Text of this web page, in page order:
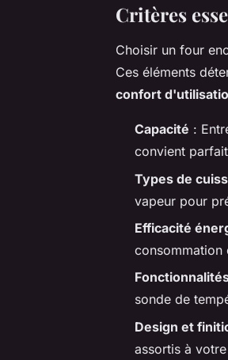
Critères
Choisir un four
Ces éléments
confort
Capacité :
convient
Types de
vapeur pour
Efficacité
consommation
sonde de
Design et
assortis à